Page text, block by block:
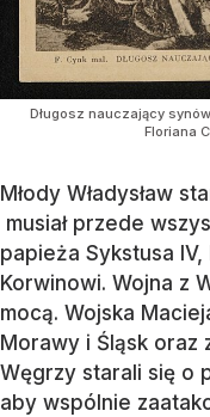
Długosz nauczający
Floriana
Młody Władysław
musiał przede
papieża Sykstusa
Korwinowi. Wojna z
mocą. Wojska
Morawy i Śląsk oraz
Węgrzy starali się o
aby wspólnie